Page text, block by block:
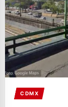
CDMX